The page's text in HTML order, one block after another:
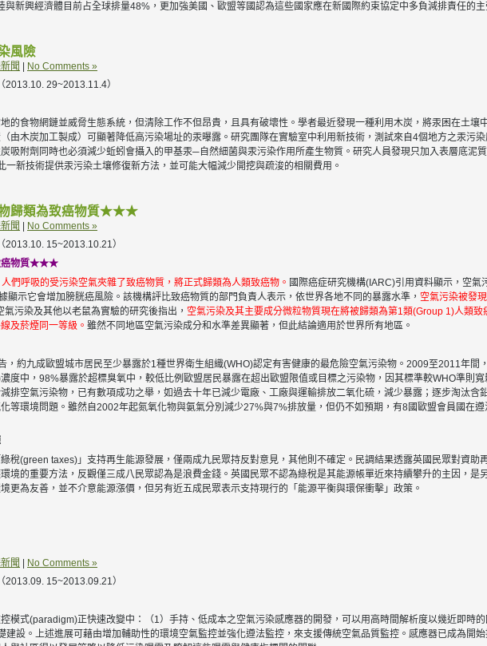
新興經濟體目前占全球排量48%，更加強美國、歐盟等國認為這些國家應在新國際約束協定中多負減排責任的主
風險
聞
No Comments »
29~2013.11.4）
的食物網鏈並威脅生態系統，但清除工作不但昂貴，且具有破壞性。學者最近發現一種利用木炭，將汞困在土壤
由木炭加工製成）可顯著降低高污染場址的汞曝露。研究團隊在實驗室中利用新技術，測試來自4個地方之汞污
吸附劑同時也必須減少蚯蚓會攝入的甲基汞─自然細菌與汞污染作用所產生物質。研究人員發現只加入表層底泥
新技術提供汞污染土壤修復新方法，並可能大幅減少開挖與疏浚的相關費用。
歸類為致癌物質★★★
聞
No Comments »
15~2013.10.21）
癌物質★★★
們呼吸的受污染空氣夾雜了致癌物質，將正式歸類為人類致癌物。 國際癌症研究機構(IARC)引用資料顯示，空氣
示它會增加膀胱癌風險。該機構評比致癌物質的部門負責人表示，依世界各地不同的暴露水準， 空氣污染被發
污染及其他以老鼠為實驗的研究後指出， 空氣污染及其主要成分微粒物質現在將被歸類為第1類(Group 1)人類致
及菸煙同一等級。 雖然不同地區空氣污染成分和水準差異顯著，但此結論適用於世界所有地區。
，約九成歐盟城市居民至少暴露於1種世界衛生組織(WHO)認定有害健康的最危險空氣污染物。2009至2011年間
度中，98%暴露於超標臭氧中，較低比例歐盟居民暴露在超出歐盟限值或目標之污染物，因其標準較WHO準則
排空氣污染物，已有數項成功之舉，如過去十年已減少電廠、工廠與運輸排放二氧化硫，減少暴露；逐步淘汰含
等環境問題。雖然自2002年起氮氧化物與氨氣分別減少27%與7%排放量，但仍不如預期，有8國歐盟會員國在
稅(green taxes)」支持再生能源發展，僅兩成九民眾持反對意見，其他則不確定。民調結果透露英國民眾對資助
境的重要方法，反觀僅三成八民眾認為是浪費金錢。英國民眾不認為綠稅是其能源帳單近來持續攀升的主因，是
更為友善，並不介意能源漲價，但另有近五成民眾表示支持現行的「能源平衡與環保衝擊」政策。
聞
No Comments »
15~2013.09.21）
模式(paradigm)正快速改變中：（1）手持、低成本之空氣污染感應器的開發，可以用高時間解析度以幾近即時
設。上述進展可藉由增加輔助性的環境空氣監控並強化遵法監控，來支援傳統空氣品質監控。感應器已成為開